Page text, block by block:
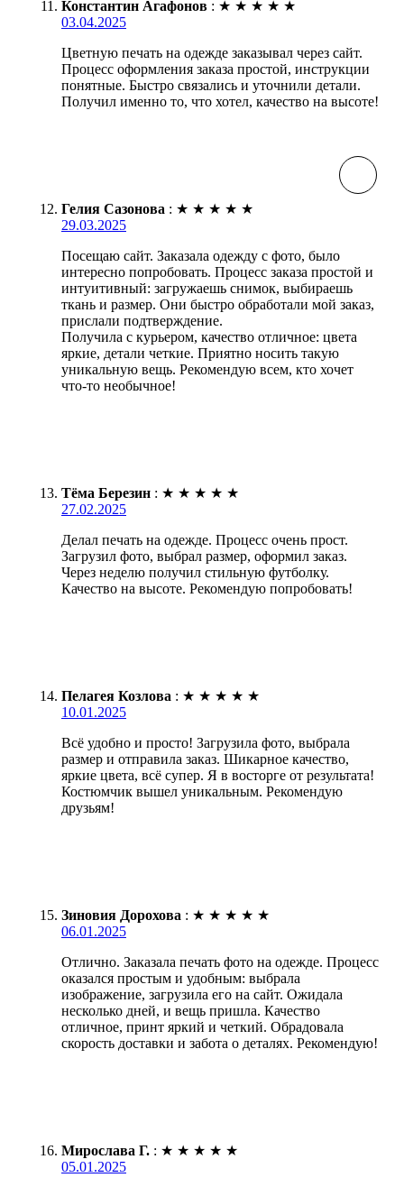
Константин Агафонов : ★ ★ ★ ★ ★
03.04.2025
Цветную печать на одежде заказывал через сайт.
Процесс оформления заказа простой, инструкции
понятные. Быстро связались и уточнили детали.
Получил именно то, что хотел, качество на высоте!
Гелия Сазонова : ★ ★ ★ ★ ★
29.03.2025
Посещаю сайт. Заказала одежду с фото, было
интересно попробовать. Процесс заказа простой и
интуитивный: загружаешь снимок, выбираешь
ткань и размер. Они быстро обработали мой заказ,
прислали подтверждение.
Получила с курьером, качество отличное: цвета
яркие, детали четкие. Приятно носить такую
уникальную вещь. Рекомендую всем, кто хочет
что-то необычное!
Тёма Березин : ★ ★ ★ ★ ★
27.02.2025
Делал печать на одежде. Процесс очень прост.
Загрузил фото, выбрал размер, оформил заказ.
Через неделю получил стильную футболку.
Качество на высоте. Рекомендую попробовать!
Пелагея Козлова : ★ ★ ★ ★ ★
10.01.2025
Всё удобно и просто! Загрузила фото, выбрала
размер и отправила заказ. Шикарное качество,
яркие цвета, всё супер. Я в восторге от результата!
Костюмчик вышел уникальным. Рекомендую
друзьям!
Зиновия Дорохова : ★ ★ ★ ★ ★
06.01.2025
Отлично. Заказала печать фото на одежде. Процесс
оказался простым и удобным: выбрала
изображение, загрузила его на сайт. Ожидала
несколько дней, и вещь пришла. Качество
отличное, принт яркий и четкий. Обрадовала
скорость доставки и забота о деталях. Рекомендую!
Мирослава Г. : ★ ★ ★ ★ ★
05.01.2025